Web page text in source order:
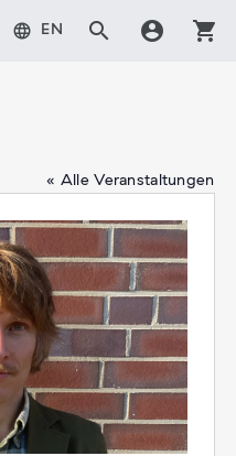
language EN search account_circle shopping_cart
« Alle Veranstaltungen